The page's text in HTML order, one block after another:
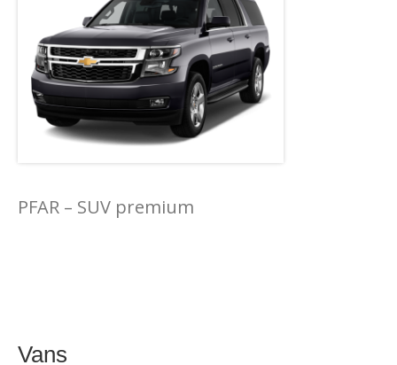
PFAR – SUV premium
Vans